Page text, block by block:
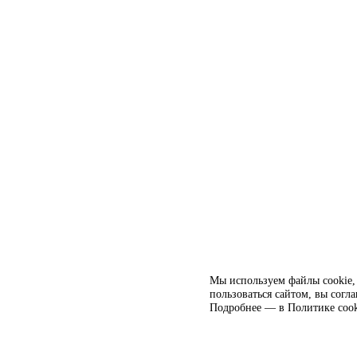
Мы используем файлы cookie,
пользоваться сайтом, вы
Подробнее — в Политике